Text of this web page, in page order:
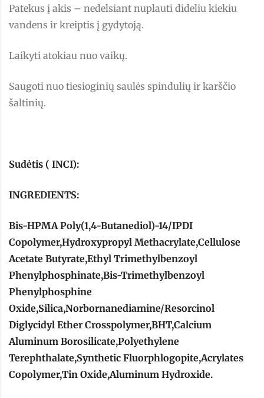
Patekus į akis – nedelsiant nuplauti dideliu kiekiu
vandens ir kreiptis į gydytoją.
Laikyti atokiau nuo vaikų.
Saugoti nuo tiesioginių saulės spindulių ir karščio
šaltinių.
Sudėtis ( INCI):
INGREDIENTS:
Bis-HPMA Poly(1,4-Butanediol)-14/IPDI
Copolymer,Hydroxypropyl Methacrylate,Cellulose
Acetate Butyrate,Ethyl Trimethylbenzoyl
Phenylphosphinate,Bis-Trimethylbenzoyl
Phenylphosphine
Oxide,Silica,Norbornanediamine/Resorcinol
Diglycidyl Ether Crosspolymer,BHT,Calcium
Aluminum Borosilicate,Polyethylene
Terephthalate,Synthetic Fluorphlogopite,Acrylates
Copolymer,Tin Oxide,Aluminum Hydroxide.